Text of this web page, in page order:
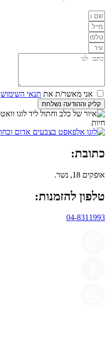
אני מאשר/ת את תנאי השימוש
קליק וההודעה נשלחת
כתובת:
אופקים 18, נשר.
טלפון להזמנות:
04-8311993